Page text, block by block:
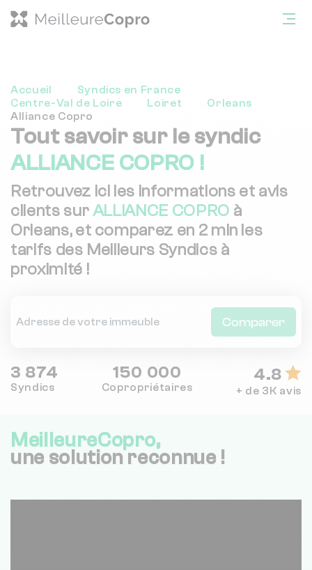
Accueil
Syndics en France
Centre-Val de Loire
Loiret
Orleans
Alliance Copro
Tout savoir sur le syndic
ALLIANCE COPRO !
Retrouvez ici les informations et avis
clients surALLIANCE COPRO à
Orleans, et comparez en 2 min les
tarifs des Meilleurs Syndics à
proximité !
Comparer
3 874
Syndics
150 000
Copropriétaires
4.8
+ de 3K avis
MeilleureCopro,
une solution reconnue !